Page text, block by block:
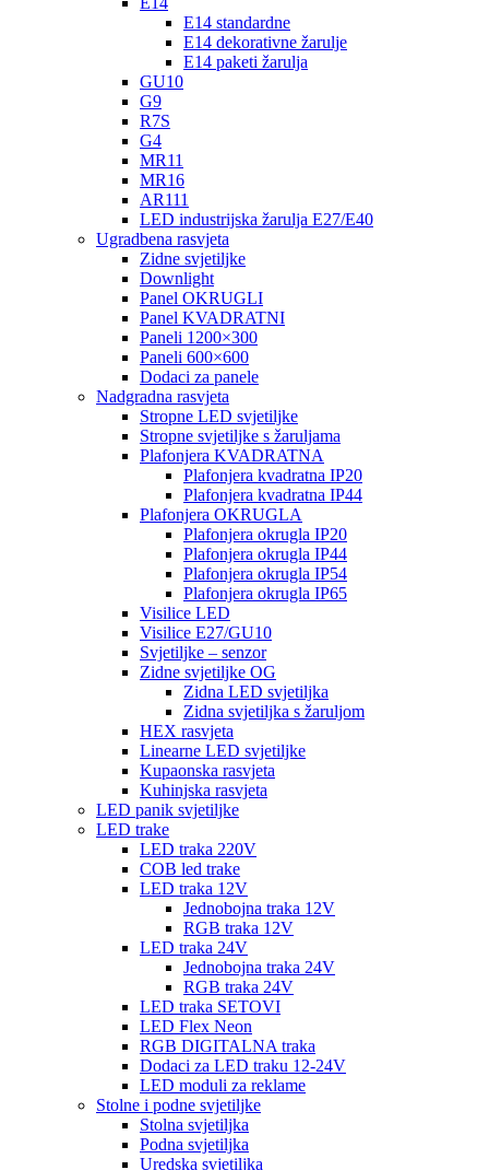
E14 standardne
E14 dekorativne žarulje
E14 paketi žarulja
GU10
G9
R7S
G4
MR11
MR16
AR111
LED industrijska žarulja E27/E40
Ugradbena rasvjeta
Zidne svjetiljke
Downlight
Panel OKRUGLI
Panel KVADRATNI
Paneli 1200×300
Paneli 600×600
Dodaci za panele
Nadgradna rasvjeta
Stropne LED svjetiljke
Stropne svjetiljke s žaruljama
Plafonjera KVADRATNA
Plafonjera kvadratna IP20
Plafonjera kvadratna IP44
Plafonjera OKRUGLA
Plafonjera okrugla IP20
Plafonjera okrugla IP44
Plafonjera okrugla IP54
Plafonjera okrugla IP65
Visilice LED
Visilice E27/GU10
Svjetiljke – senzor
Zidne svjetiljke OG
Zidna LED svjetiljka
Zidna svjetiljka s žaruljom
HEX rasvjeta
Linearne LED svjetiljke
Kupaonska rasvjeta
Kuhinjska rasvjeta
LED panik svjetiljke
LED trake
LED traka 220V
COB led trake
LED traka 12V
Jednobojna traka 12V
RGB traka 12V
LED traka 24V
Jednobojna traka 24V
RGB traka 24V
LED traka SETOVI
LED Flex Neon
RGB DIGITALNA traka
Dodaci za LED traku 12-24V
LED moduli za reklame
Stolne i podne svjetiljke
Stolna svjetiljka
Podna svjetiljka
Uredska svjetiljka